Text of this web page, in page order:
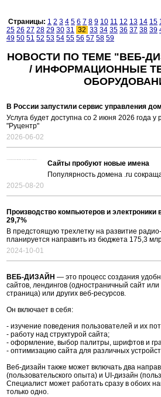
Страницы: 1 2 3 4 5 6 7 8 9 10 11 12 13 14 15
25 26 27 28 29 30 31 32 33 34 35 36 37 38 39
49 50 51 52 53 54 55 56 57 58 59
НОВОСТИ ПО ТЕМЕ "ВЕБ-
/ ИНФОРМАЦИОННЫЕ
В России запустили сервис управления
Услуга будет доступна со 2 июня 2026 года у
"Руцентр"
2026-06-02
Сайты пробуют новые имена
Популярность домена .ru
2025-08-20
Производство компьютеров и электроники
29,7%
В предстоящую трехлетку на развитие
планируется направить из бюджета 175,3
2024-10-01
ВЕБ-ДИЗАЙН — это процесс создания
сайтов, лендингов (одностраничный сайт
страница) или других веб-ресурсов.
Он включает в себя:
- изучение поведения пользователей и их
- работу над структурой сайта;
- оформление, выбор палитры, шрифтов и
- оптимизацию сайта для различных
Веб-дизайн также может включать два
(пользовательского опыта) и UI-дизайн
Специалист может работать сразу в обоих
только одно.